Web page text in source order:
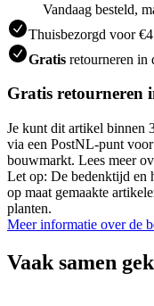
Vandaag besteld,
Thuisbezorgd voor
Gratis retourneren in
Gratis retourneren
Je kunt dit artikel binnen
via een PostNL-punt
bouwmarkt. Lees meer
Let op: De bedenktijd en
op maat gemaakte
planten.
Meer informatie over de
Vaak samen